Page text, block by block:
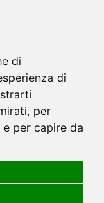
di
di
per
per capire da